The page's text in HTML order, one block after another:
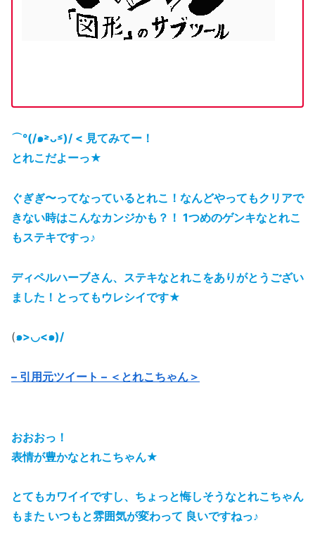
⌒°(/๑˃̵ᴗ˂̵)/ < 見てみてー！
とれこだよーっ★
ぐぎぎ〜ってなっているとれこ！なんどやってもクリアで
きない時はこんなカンジかも？！ 1つめのゲンキなとれこ
もステキですっ♪
ディペルハーブさん、ステキなとれこをありがとうござい
ました！とってもウレシイです★
(๑>◡<๑)/
– 引用元ツイート – ＜とれこちゃん＞
おおおっ！
表情が豊かなとれこちゃん★
とてもカワイイですし、ちょっと悔しそうなとれこちゃん
もまた いつもと雰囲気が変わって 良いですねっ♪